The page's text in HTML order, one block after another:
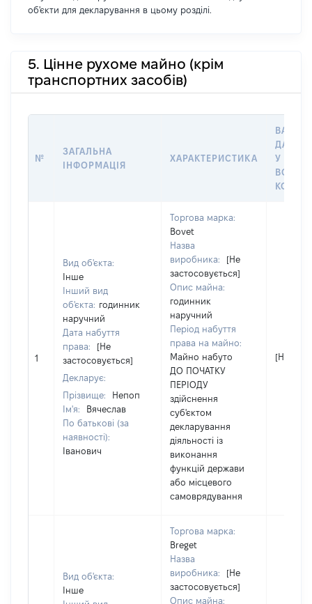
об'єкти для декларування в цьому розділі.
5. Цінне рухоме майно (крім
транспортних засобів)
№
ЗАГАЛЬНА
ІНФОРМАЦІЯ
ХАРАКТЕРИСТИКА
ДАТУ
У
1
Вид об'єкта:
Інше
Інший вид
об'єкта: годинник
наручний
Дата набуття
права:
[Не
застосовується]
Декларує:
Прізвище:
Непоп
Ім'я:
Вячеслав
По батькові (за
наявності):
Іванович
Торгова марка:
Bovet
Назва
виробника:
[Не
застосовується]
Опис майна:
годинник
наручний
Період набуття
права на майно:
Майно набуто
ДО ПОЧАТКУ
ПЕРІОДУ
здійснення
суб'єктом
декларування
діяльності із
виконання
функцій держави
або місцевого
самоврядування
[Не
Вид об'єкта:
Інше
Торгова марка:
Breget
Назва
виробника:
[Не
застосовується]
Опис майна: